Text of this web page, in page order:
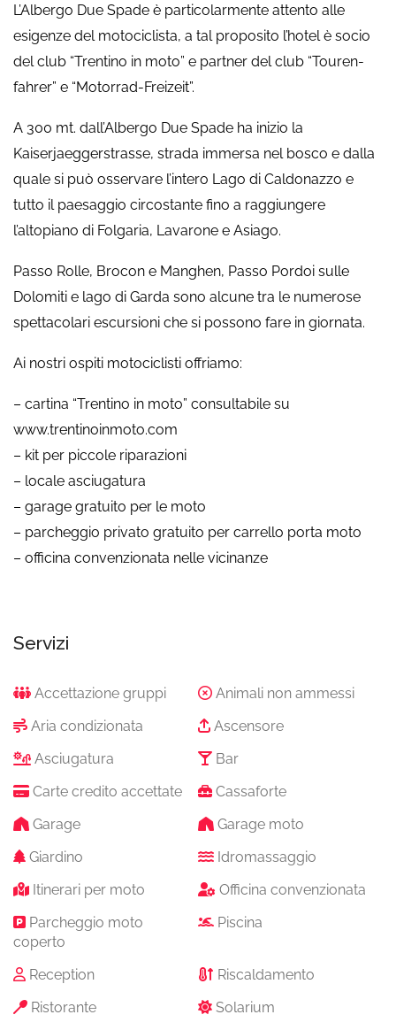
L’Albergo Due Spade è particolarmente attento alle
esigenze del motociclista, a tal proposito l’hotel è socio
del club “Trentino in moto” e partner del club “Touren-
fahrer” e “Motorrad-Freizeit”.
A 300 mt. dall’Albergo Due Spade ha inizio la
Kaiserjaeggerstrasse, strada immersa nel bosco e dalla
quale si può osservare l’intero Lago di Caldonazzo e
tutto il paesaggio circostante fino a raggiungere
l’altopiano di Folgaria, Lavarone e Asiago.
Passo Rolle, Brocon e Manghen, Passo Pordoi sulle
Dolomiti e lago di Garda sono alcune tra le numerose
spettacolari escursioni che si possono fare in giornata.
Ai nostri ospiti motociclisti offriamo:
– cartina “Trentino in moto” consultabile su
www.trentinoinmoto.com
– kit per piccole riparazioni
– locale asciugatura
– garage gratuito per le moto
– parcheggio privato gratuito per carrello porta moto
– officina convenzionata nelle vicinanze
Servizi
Accettazione gruppi
Animali non ammessi
Aria condizionata
Ascensore
Asciugatura
Bar
Carte credito accettate
Cassaforte
Garage
Garage moto
Giardino
Idromassaggio
Itinerari per moto
Officina convenzionata
Parcheggio moto
coperto
Piscina
Reception
Riscaldamento
Ristorante
Solarium